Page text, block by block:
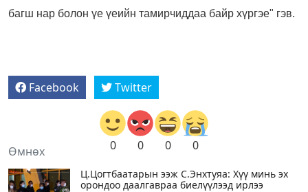
багш нар болон үе үеийн тамирчиддаа байр хүргэе" гэв.
Facebook Twitter
0 0 0 0
Өмнөх
Ц.Цогтбаатарын ээж С.Энхтуяа: Хүү минь эх
орондоо даалгавраа биелүүлээд ирлээ